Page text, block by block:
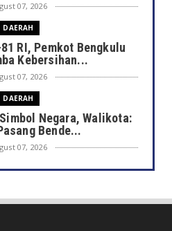
07, 2026
DAERAH
RI, Pemkot Bengkulu
Kebersihan...
07, 2026
DAERAH
Negara, Walikota:
Bende...
07, 2026
DAERAH
Bendera ...